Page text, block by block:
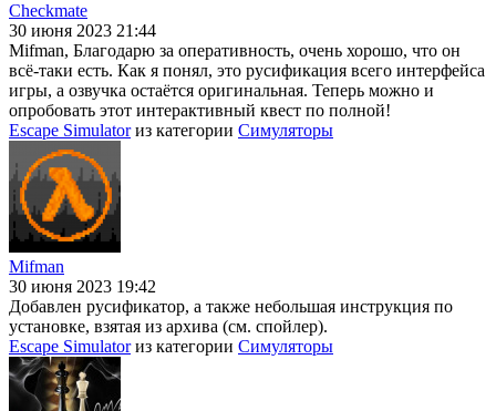
Checkmate
30 июня 2023 21:44
Mifman, Благодарю за оперативность, очень хорошо, что он
всё-таки есть. Как я понял, это русификация всего интерфейса
игры, а озвучка остаётся оригинальная. Теперь можно и
опробовать этот интерактивный квест по полной!
Escape Simulatorиз категории Симуляторы
Mifman
30 июня 2023 19:42
Добавлен русификатор, а также небольшая инструкция по
установке, взятая из архива (см. спойлер).
Escape Simulatorиз категории Симуляторы